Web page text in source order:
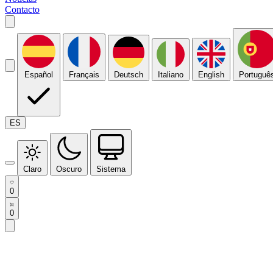
Contacto
Español Français Deutsch Italiano English
ES
Claro Oscuro Sistema
0
0